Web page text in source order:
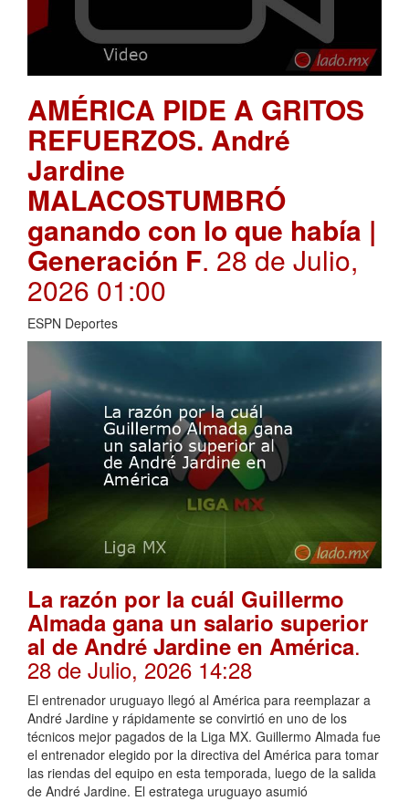
AMÉRICA PIDE A GRITOS
REFUERZOS. André
Jardine
MALACOSTUMBRÓ
ganando con lo que había |
Generación F. 28 de Julio,
2026 01:00
ESPN Deportes
La razón por la cuál Guillermo
Almada gana un salario superior
al de André Jardine en América.
28 de Julio, 2026 14:28
El entrenador uruguayo llegó al América para reemplazar a
André Jardine y rápidamente se convirtió en uno de los
técnicos mejor pagados de la Liga MX. Guillermo Almada fue
el entrenador elegido por la directiva del América para tomar
las riendas del equipo en esta temporada, luego de la salida
de André Jardine. El estratega uruguayo asumió